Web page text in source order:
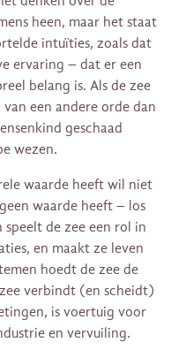
heen, maar het staat
intuïties, zoals dat
ervaring – dat er een
belang is. Als de zee
een andere orde dan
geschaad
wezen.
waarde heeft wil niet
waarde heeft – los
de zee een rol in
en maakt ze leven
hoedt de zee de
verbindt (en scheidt)
is voertuig voor
en vervuiling.